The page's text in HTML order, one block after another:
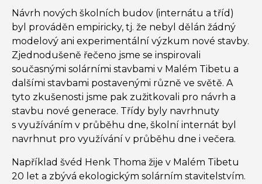
Návrh nových školních budov (internátu a tříd)
byl prováděn empiricky, tj. že nebyl dělán žádný
modelový ani experimentální výzkum nové stavby.
Zjednodušeně řečeno jsme se inspirovali
současnými solárními stavbami v Malém Tibetu a
dalšími stavbami postavenými různě ve světě. A
tyto zkušenosti jsme pak zužitkovali pro návrh a
stavbu nové generace. Třídy byly navrhnuty
s využíváním v průběhu dne, školní internát byl
navrhnut pro využívání v průběhu dne i večera.
Například švéd Henk Thoma žije v Malém Tibetu
20 let a zbývá ekologickým solárním stavitelstvím.